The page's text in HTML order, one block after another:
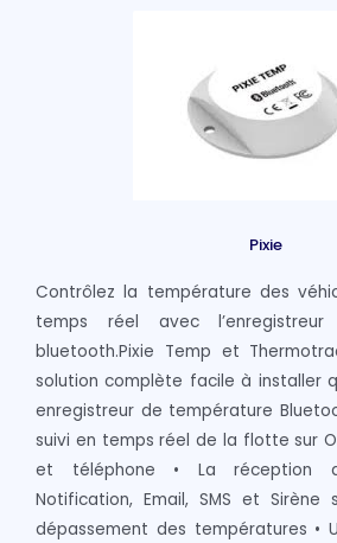
Pixie
Contrôlez la température des
temps réel avec
bluetooth.Pixie Temp et
solution complète facile à installer
enregistreur de température
suivi en temps réel de la flotte sur
et téléphone • La réception
Notification, Email, SMS et
dépassement des températures •